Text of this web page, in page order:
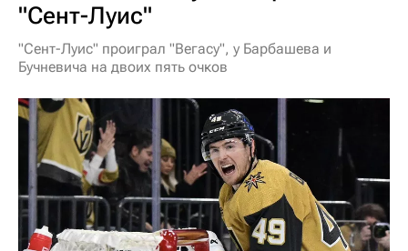
"Сент-Луис"
"Сент-Луис" проиграл "Вегасу", у Барбашева и
Бучневича на двоих пять очков